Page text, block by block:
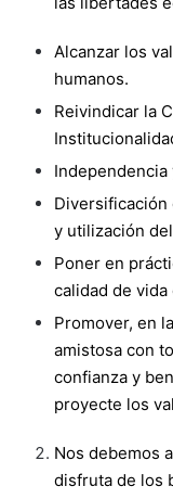
Alcanzar los
humanos.
Reivindicar la
Diversificación
y utilización
Poner en
calidad de
Promover, en
amistosa con
confianza y
proyecte los
Nos debemos
disfruta de los